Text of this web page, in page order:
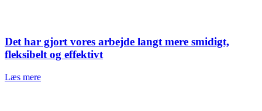
Det har gjort vores arbejde langt mere smidigt,
fleksibelt og effektivt
Læs mere